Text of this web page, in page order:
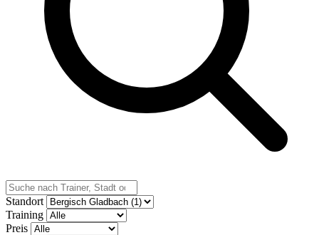
Standort
Training
Preis